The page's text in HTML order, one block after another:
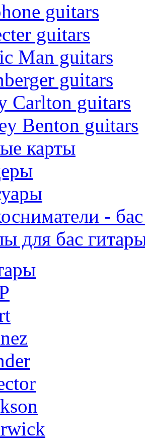
guitars
guitars
Man guitars
guitars
Carlton guitars
Benton guitars
карты
-
для бас